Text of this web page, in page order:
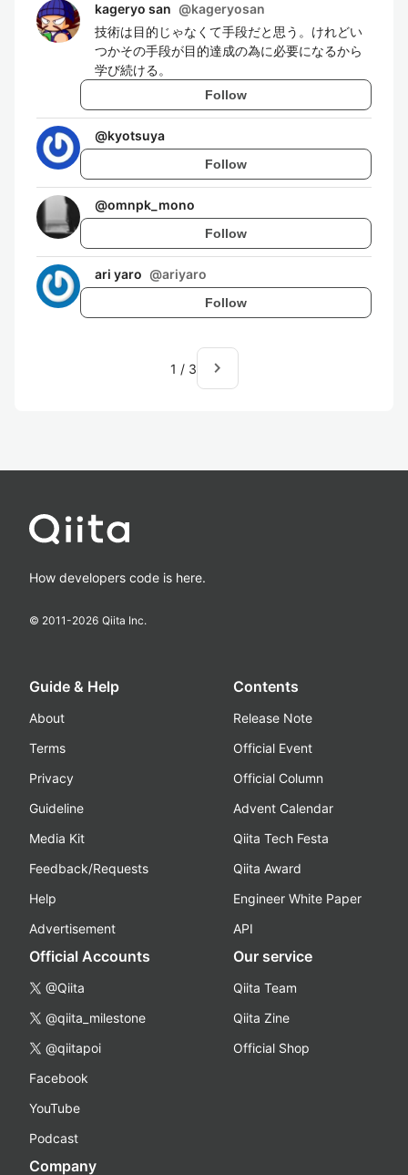
kageryo san @kageryosan
技術は目的じゃなくて手段だと思う。けれどい
つかその手段が目的達成の為に必要になるから
学び続ける。
Follow
@kyotsuya
Follow
@omnpk_mono
Follow
ari yaro @ariyaro
Follow
1 / 3 navigate_next
How developers code is here.
© 2011-2026 Qiita Inc.
Guide & Help
About
Terms
Privacy
Guideline
Media Kit
Feedback/Requests
Help
Advertisement
Contents
Release Note
Official Event
Official Column
Advent Calendar
Qiita Tech Festa
Qiita Award
Engineer White Paper
API
Official Accounts
@Qiita
@qiita_milestone
@qiitapoi
Facebook
YouTube
Podcast
Our service
Qiita Team
Qiita Zine
Official Shop
Company